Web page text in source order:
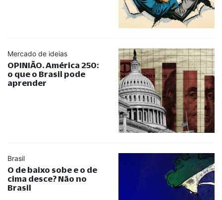
Mercado de ideias
OPINIÃO. América 250:
o que o Brasil pode
aprender
Brasil
O de baixo sobe e o de
cima desce? Não no
Brasil